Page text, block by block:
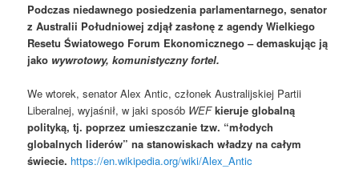
Podczas niedawnego posiedzenia parlamentarnego, senator
z Australii Południowej zdjął zasłonę z agendy Wielkiego
Resetu Światowego Forum Ekonomicznego – demaskując ją
jako wywrotowy, komunistyczny fortel.
We wtorek, senator Alex Antic, członek Australijskiej Partii
Liberalnej, wyjaśnił, w jaki sposób WEFkieruje globalną
polityką, tj. poprzez umieszczanie tzw. “młodych
globalnych liderów” na stanowiskach władzy na całym
świecie. https://en.wikipedia.org/wiki/Alex_Antic